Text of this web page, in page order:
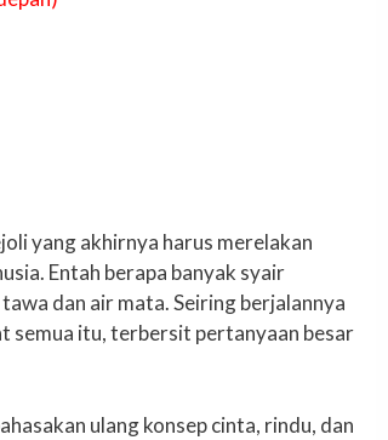
yang akhirnya harus merelakan
Entah berapa banyak syair
dan air mata. Seiring berjalannya
semua itu, terbersit pertanyaan besar
ulang konsep cinta, rindu, dan